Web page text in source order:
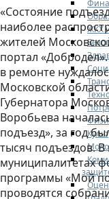
ЖКХ
«Состояние
наиболее
жителей
портал
в ремонте
Московской
Губернатора
Воробьева
подъезд», за год
тысяч подъездов.
муниципалитетах
программы «Мой
проводятся